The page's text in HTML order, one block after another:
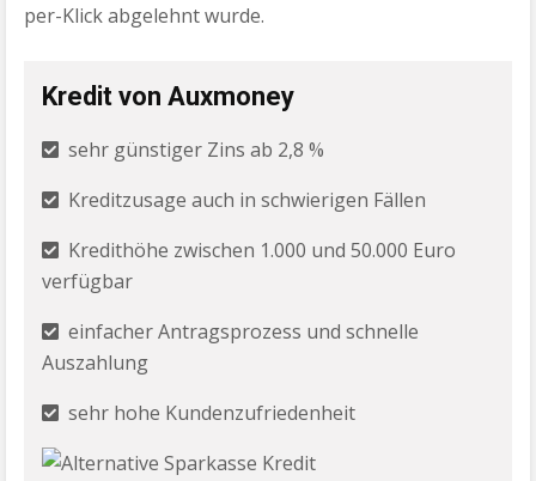
per-Klick abgelehnt wurde.
Kredit von Auxmoney
sehr günstiger Zins ab 2,8 %
Kreditzusage auch in schwierigen Fällen
Kredithöhe zwischen 1.000 und 50.000 Euro
verfügbar
einfacher Antragsprozess und schnelle
Auszahlung
sehr hohe Kundenzufriedenheit